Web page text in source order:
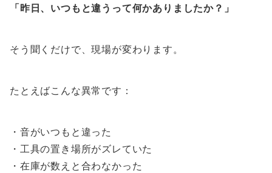
「昨日、いつもと違うって何かありましたか？」
そう聞くだけで、現場が変わります。
たとえばこんな異常です：
・音がいつもと違った
・工具の置き場所がズレていた
・在庫が数えと合わなかった